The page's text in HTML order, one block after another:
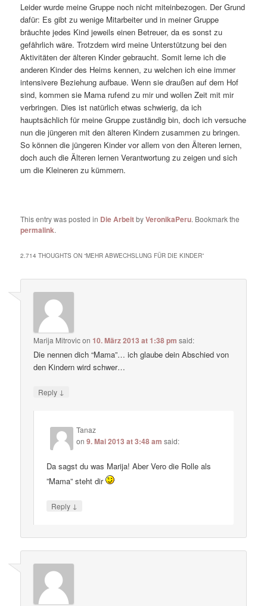
Leider wurde meine Gruppe noch nicht miteinbezogen. Der Grund
dafür: Es gibt zu wenige Mitarbeiter und in meiner Gruppe
bräuchte jedes Kind jeweils einen Betreuer, da es sonst zu
gefährlich wäre. Trotzdem wird meine Unterstützung bei den
Aktivitäten der älteren Kinder gebraucht. Somit lerne ich die
anderen Kinder des Heims kennen, zu welchen ich eine immer
intensivere Beziehung aufbaue. Wenn sie draußen auf dem Hof
sind, kommen sie Mama rufend zu mir und wollen Zeit mit mir
verbringen. Dies ist natürlich etwas schwierig, da ich
hauptsächlich für meine Gruppe zuständig bin, doch ich versuche
nun die jüngeren mit den älteren Kindern zusammen zu bringen.
So können die jüngeren Kinder vor allem von den Älteren lernen,
doch auch die Älteren lernen Verantwortung zu zeigen und sich
um die Kleineren zu kümmern.
This entry was posted in Die ArbeitbyVeronikaPeru. Bookmark the
permalink.
2.714 THOUGHTS ON “MEHR ABWECHSLUNG FÜR DIE KINDER”
Marija Mitrovicon10. März 2013 at 1:38 pm said:
Die nennen dich “Mama”… ich glaube dein Abschied von
den Kindern wird schwer…
Reply ↓
Tanaz
on9. Mai 2013 at 3:48 am said:
Da sagst du was Marija! Aber Vero die Rolle als
”Mama” steht dir
Reply ↓